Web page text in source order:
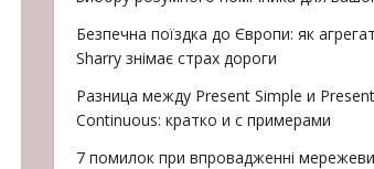
Безпечна поїздка до Європи: як
Sharry знімає страх дороги
Разница между Present Simple и Present
Continuous: кратко и с примерами
7 помилок при впровадженні